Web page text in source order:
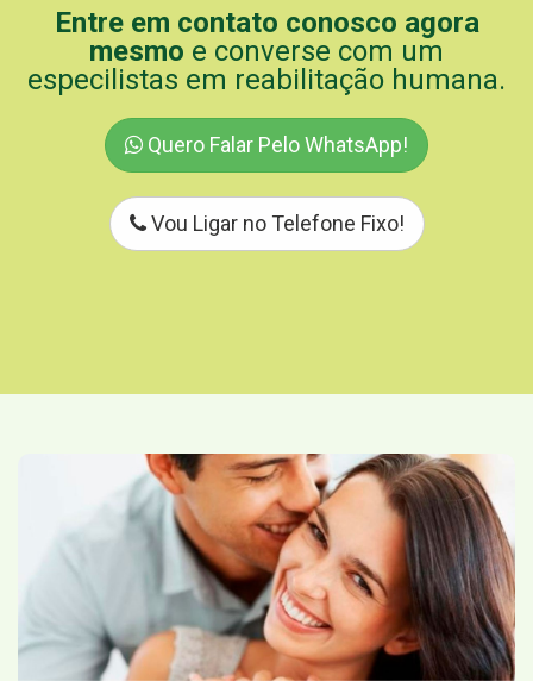
Entre em contato conosco agora
mesmo e converse com um
especilistas em reabilitação humana.
Quero Falar Pelo WhatsApp!
Vou Ligar no Telefone Fixo!